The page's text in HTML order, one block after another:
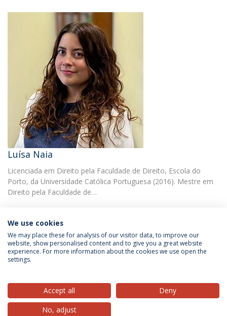
Luísa Naia
Licenciada em Direito pela Faculdade de Direito, Escola do
Porto, da Universidade Católica Portuguesa (2016). Mestre em
Direito pela Faculdade de…
Política de Privacidade
Termos & Condições
We use cookies
We may place these for analysis of our visitor data, to improve our
website, show personalised content and to give you a great website
experience. For more information about the cookies we use open the
settings.
Accept all
Deny
No, adjust